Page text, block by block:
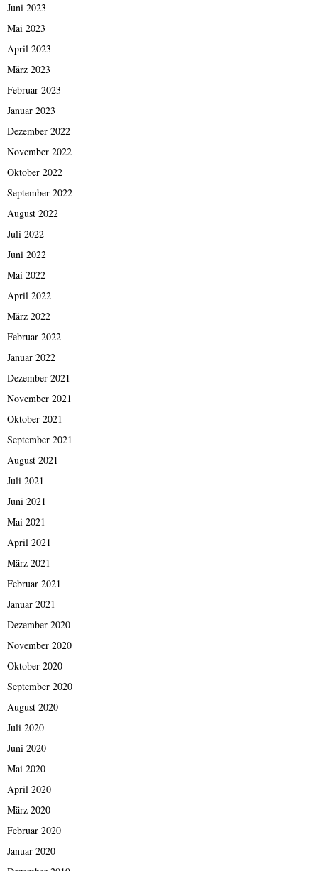
Juni 2023
Mai 2023
April 2023
März 2023
Februar 2023
Januar 2023
Dezember 2022
November 2022
Oktober 2022
September 2022
August 2022
Juli 2022
Juni 2022
Mai 2022
April 2022
März 2022
Februar 2022
Januar 2022
Dezember 2021
November 2021
Oktober 2021
September 2021
August 2021
Juli 2021
Juni 2021
Mai 2021
April 2021
März 2021
Februar 2021
Januar 2021
Dezember 2020
November 2020
Oktober 2020
September 2020
August 2020
Juli 2020
Juni 2020
Mai 2020
April 2020
März 2020
Februar 2020
Januar 2020